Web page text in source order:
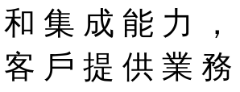
集 成 能 力
戶 提 供 業